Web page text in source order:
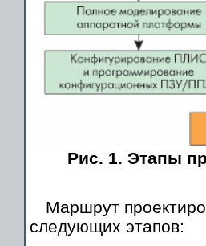
Рис. 1. Этапы
Маршрут
следующих этапов: